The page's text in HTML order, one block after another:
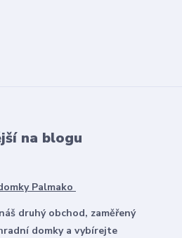
na blogu
Palmako
druhý obchod, zaměřený
domky a vybírejte